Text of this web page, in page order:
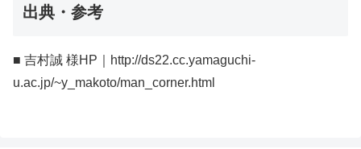
出典・参考
■ 吉村誠 様HP｜http://ds22.cc.yamaguchi-
u.ac.jp/~y_makoto/man_corner.html